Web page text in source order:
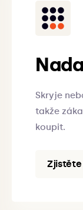
Nada
Skryje
takže
koupit.
Zjistěte